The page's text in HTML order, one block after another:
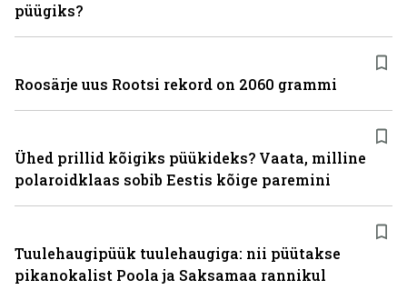
püügiks?
Roosärje uus Rootsi rekord on 2060 grammi
Ühed prillid kõigiks püükideks? Vaata, milline
polaroidklaas sobib Eestis kõige paremini
Tuulehaugipüük tuulehaugiga: nii püütakse
pikanokalist Poola ja Saksamaa rannikul